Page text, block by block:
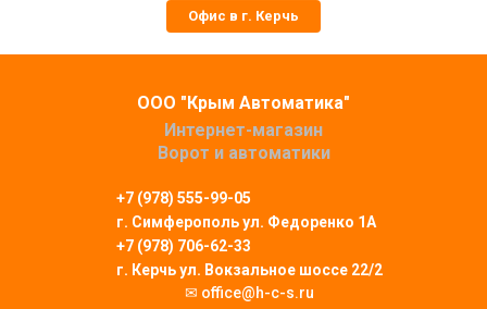
Офис в г. Керчь
ООО "Крым Автоматика"
Интернет-магазин
Ворот и автоматики
+7 (978) 555-99-05
г. Симферопольул. Федоренко 1А
+7 (978) 706-62-33
г. Керчь ул. Вокзальное шоссе 22/2
✉ office@h-c-s.ru